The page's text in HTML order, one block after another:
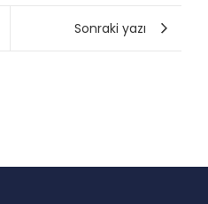
Sonraki yazı